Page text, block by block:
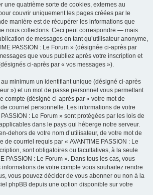
une quatrième sorte de cookies, externes au
couvrir uniquement les pages créées par le
manière est de récupérer les informations que
nous collectons. Ceci peut correspondre — mais
de messages en tant qu’utilisateur anonyme,
PASSION : Le Forum » (désignée ci-après par
que vous publiez après votre inscription et
ci-après par « vos messages »).
minimum un identifiant unique (désigné ci-après
») et un mot de passe personnel vous permettant
compte (désigné ci-après par « votre mot de
courriel personnelle. Les informations de votre
: Le Forum » sont protégées par les lois de
dans le pays qui héberge notre serveur.
dehors de votre nom d’utilisateur, de votre mot de
de courriel requis par « AVANTIME PASSION : Le
sont obligatoires ou facultatives, à la seule
PASSION : Le Forum ». Dans tous les cas, vous
de votre compte vous souhaitez rendre
vous pouvez décider de vous abonner ou non à la
phpBB depuis une option disponible sur votre